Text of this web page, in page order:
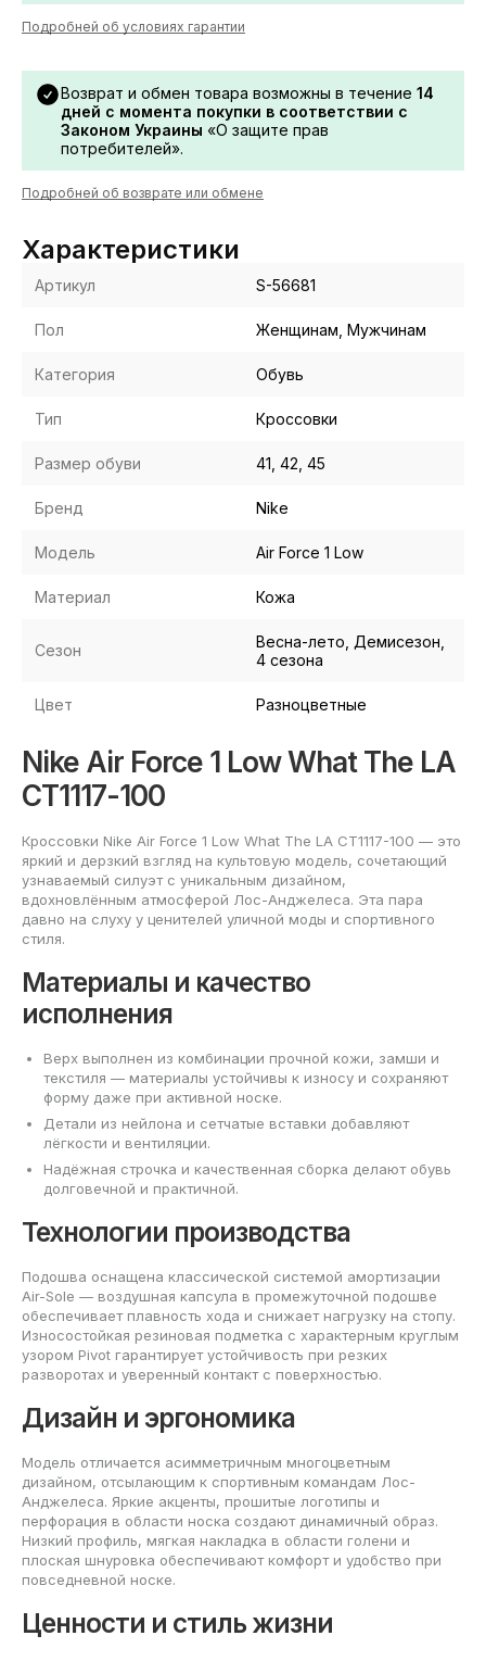
Подробней об условиях гарантии
Возврат и обмен товара возможны в течение 14
дней с момента покупки в соответствии с
Законом Украины «О защите прав
потребителей».
Подробней об возврате или обмене
Характеристики
Артикул S-56681
Пол Женщинам, Мужчинам
Категория Обувь
Тип Кроссовки
Размер обуви 41, 42, 45
Бренд Nike
Модель Air Force 1 Low
Материал Кожа
Сезон
Весна-лето, Демисезон,
4 сезона
Цвет Разноцветные
Nike Air Force 1 Low What The LA
CT1117-100
Кроссовки Nike Air Force 1 Low What The LA CT1117-100 — это
яркий и дерзкий взгляд на культовую модель, сочетающий
узнаваемый силуэт с уникальным дизайном,
вдохновлённым атмосферой Лос-Анджелеса. Эта пара
давно на слуху у ценителей уличной моды и спортивного
стиля.
Материалы и качество
исполнения
Верх выполнен из комбинации прочной кожи, замши и
текстиля — материалы устойчивы к износу и сохраняют
форму даже при активной носке.
Детали из нейлона и сетчатые вставки добавляют
лёгкости и вентиляции.
Надёжная строчка и качественная сборка делают обувь
долговечной и практичной.
Технологии производства
Подошва оснащена классической системой амортизации
Air-Sole — воздушная капсула в промежуточной подошве
обеспечивает плавность хода и снижает нагрузку на стопу.
Износостойкая резиновая подметка с характерным круглым
узором Pivot гарантирует устойчивость при резких
разворотах и уверенный контакт с поверхностью.
Дизайн и эргономика
Модель отличается асимметричным многоцветным
дизайном, отсылающим к спортивным командам Лос-
Анджелеса. Яркие акценты, прошитые логотипы и
перфорация в области носка создают динамичный образ.
Низкий профиль, мягкая накладка в области голени и
плоская шнуровка обеспечивают комфорт и удобство при
повседневной носке.
Ценности и стиль жизни